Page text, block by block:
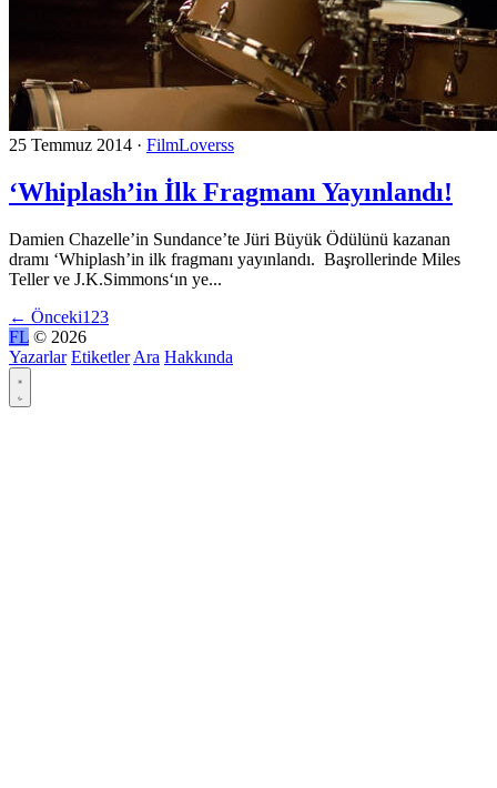
25 Temmuz 2014 · FilmLoverss
‘Whiplash’in İlk Fragmanı Yayınlandı!
Damien Chazelle’in Sundance’te Jüri Büyük Ödülünü kazanan
dramı ‘Whiplash’in ilk fragmanı yayınlandı. Başrollerinde Miles
Teller ve J.K.Simmons‘ın ye...
← Önceki1 23
FL © 2026
Yazarlar Etiketler Ara Hakkında